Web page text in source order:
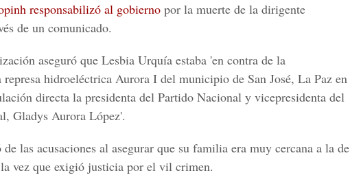
responsabilizó al gobierno por la muerte de la dirigente
de un comunicado.
aseguró que Lesbia Urquía estaba 'en contra de la
hidroeléctrica Aurora I del municipio de San José, La Paz en
directa la presidenta del Partido Nacional y vicepresidenta del
Gladys Aurora López'.
las acusaciones al asegurar que su familia era muy cercana a la de
vez que exigió justicia por el vil crimen.